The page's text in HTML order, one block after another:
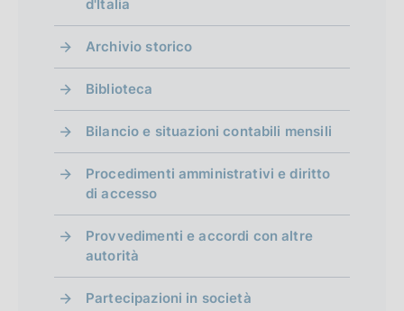
d'Italia
Archivio storico
Biblioteca
Bilancio e situazioni contabili mensili
Procedimenti amministrativi e diritto
di accesso
Provvedimenti e accordi con altre
autorità
Partecipazioni in società